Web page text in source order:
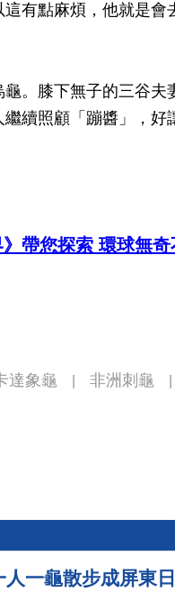
有點麻煩，他就是會
。膝下無子的三谷夫
續照顧「蹦醬」，好
帶您探索 環球無奇
達象龜 非洲刺龜
人一龜散步成屏東